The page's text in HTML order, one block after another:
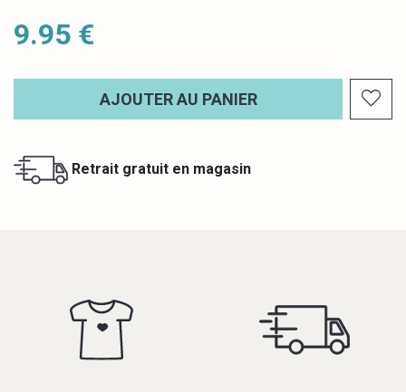
9.95 €
AJOUTER AU PANIER
Retrait gratuit en magasin